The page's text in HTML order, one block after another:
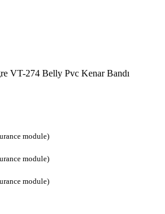
VT-274 Belly Pvc Kenar Bandı
module)
module)
module)